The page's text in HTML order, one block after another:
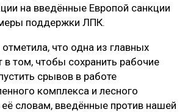
на введённые Европой санкции
поддержки ЛПК.
что одна из главных
в том, чтобы сохранить рабочие
срывов в работе
комплекса и лесного
словам, введённые против нашей